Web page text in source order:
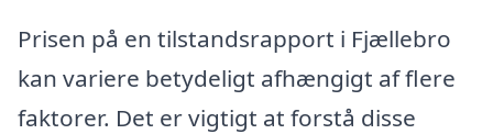
Prisen på en tilstandsrapport i Fjællebro
kan variere betydeligt afhængigt af flere
faktorer. Det er vigtigt at forstå disse